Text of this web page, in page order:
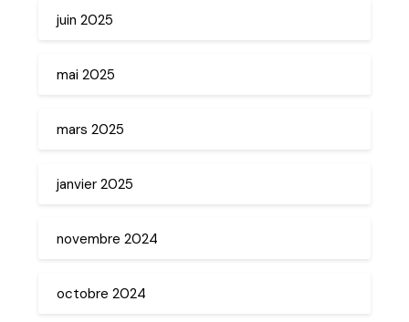
juin 2025
mai 2025
mars 2025
janvier 2025
novembre 2024
octobre 2024